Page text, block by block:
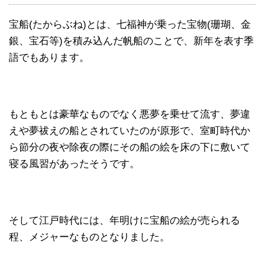
宝船(たからぶね)とは、七福神が乗った宝物(珊瑚、金
銀、宝石等)を積み込んだ帆船のことで、新年を表す季
語でもあります。
もともとは豪華なものでなく悪夢を乗せて流す、夢違
えや夢祓えの船とされていたのが原形で、室町時代か
ら節分の夜や除夜の際にその船の絵を床の下に敷いて
寝る風習があったそうです。
そして江戸時代には、年明けに宝船の絵が売られる
程、メジャーなものとなりました。